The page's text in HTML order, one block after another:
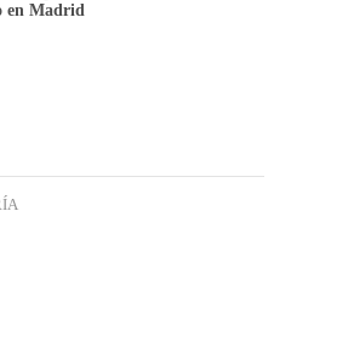
en Madrid